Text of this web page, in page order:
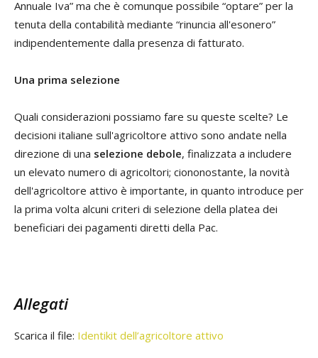
Annuale Iva” ma che è comunque possibile “optare” per la
tenuta della contabilità mediante “rinuncia all'esonero”
indipendentemente dalla presenza di fatturato.
Una prima selezione
Quali considerazioni possiamo fare su queste scelte? Le
decisioni italiane sull'agricoltore attivo sono andate nella
direzione di una selezione debole, finalizzata a includere
un elevato numero di agricoltori; ciononostante, la novità
dell'agricoltore attivo è importante, in quanto introduce per
la prima volta alcuni criteri di selezione della platea dei
beneficiari dei pagamenti diretti della Pac.
Allegati
Scarica il file: Identikit dell’agricoltore attivo